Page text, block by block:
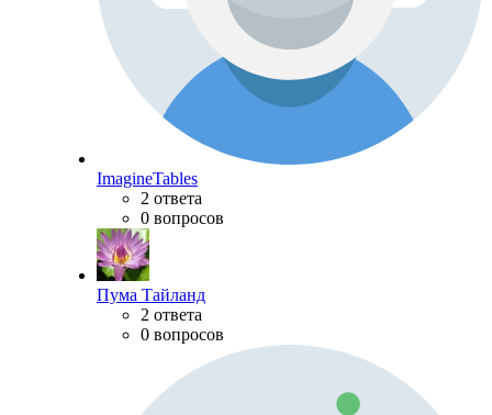
ImagineTables
2 ответа
0 вопросов
Пума Тайланд
2 ответа
0 вопросов